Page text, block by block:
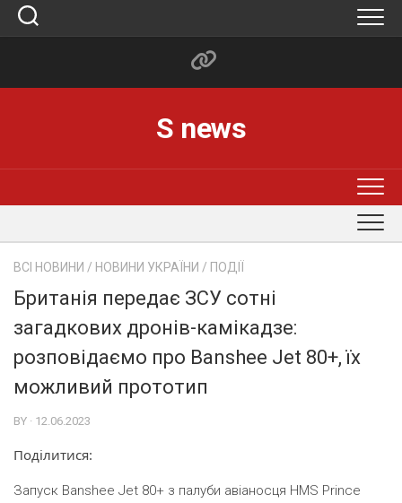
Skip
S news
ВСІ НОВИНИ / НОВИНИ УКРАЇНИ / ПОДІЇ
Британія передає ЗСУ сотні
загадкових дронів-камікадзе:
розповідаємо про Banshee Jet 80+, їх
можливий прототип
BY · 12.06.2023
Поділитися:
Запуск Banshee Jet 80+ з палуби авіаносця HMS Prince